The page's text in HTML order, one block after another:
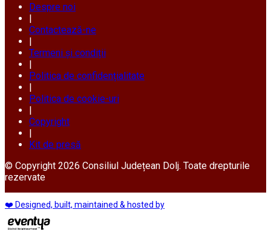
Despre noi
|
Contactează-ne
|
Termeni și condiții
|
Politica de confidențialitate
|
Politica de cookie-uri
|
Copyright
|
Kit de presă
© Copyright 2026 Consiliul Județean Dolj. Toate drepturile
rezervate
❤️ Designed, built, maintained & hosted by